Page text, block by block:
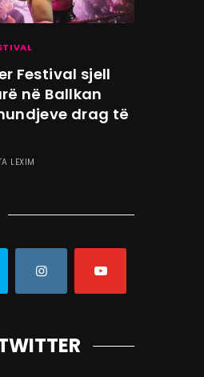
Festival sjell
në Ballkan
drag të
LEXIM